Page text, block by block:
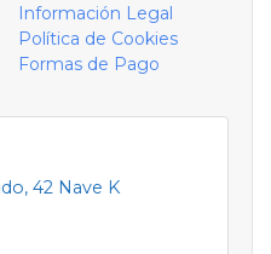
Información Legal
Política de Cookies
Formas de Pago
42 Nave K